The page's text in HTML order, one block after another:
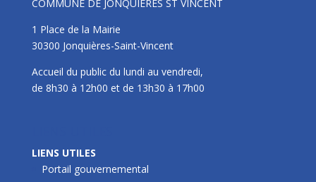
COMMUNE DE JONQUIERES ST VINCENT
1 Place de la Mairie
30300 Jonquières-Saint-Vincent
Accueil du public du lundi au vendredi,
de 8h30 à 12h00 et de 13h30 à 17h00
LIENS UTILES
Portail gouvernemental